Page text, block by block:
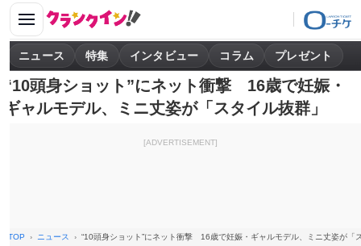
ニュース 特集 インタビュー コラム プレゼント
“10頭身ショット”にネット衝撃 16歳で妊娠・
ギャルモデル、ミニ丈姿が「スタイル抜群」
[ADVERTISEMENT]
TOP ニュース “10頭身ショット”にネット衝撃 16歳で妊娠・ギャルモデル、ミニ丈姿が「